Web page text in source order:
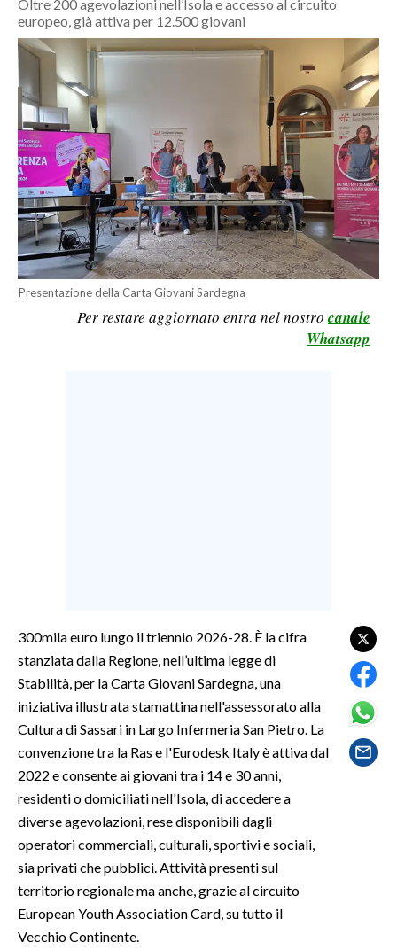
POLITICA
ECONOMIA
SERVIZI ALLE IMPRESE
LAVORO
BANDI
SPORT IN SARDEGNA
SPORT
RISULTATI E CLASSIFICHE
SALUTE
EVENTI
#CARAUNIONE
3 MINUTI CON
INSULARITÀ
INFO AZIENDE
Oltre 200 agevolazioni nell’Isola e accesso al circuito
europeo, già attiva per 12.500 giovani
Presentazione della Carta Giovani Sardegna
Per restare aggiornato entra nel nostro canale
Whatsapp
300mila euro lungo il triennio 2026-28. È la cifra
stanziata dalla Regione, nell’ultima legge di
Stabilità, per la Carta Giovani Sardegna, una
iniziativa illustrata stamattina nell'assessorato alla
Cultura di Sassari in Largo Infermeria San Pietro. La
convenzione tra la Ras e l'Eurodesk Italy è attiva dal
2022 e consente ai giovani tra i 14 e 30 anni,
residenti o domiciliati nell'Isola, di accedere a
diverse agevolazioni, rese disponibili dagli
operatori commerciali, culturali, sportivi e sociali,
sia privati che pubblici. Attività presenti sul
territorio regionale ma anche, grazie al circuito
European Youth Association Card, su tutto il
Vecchio Continente.